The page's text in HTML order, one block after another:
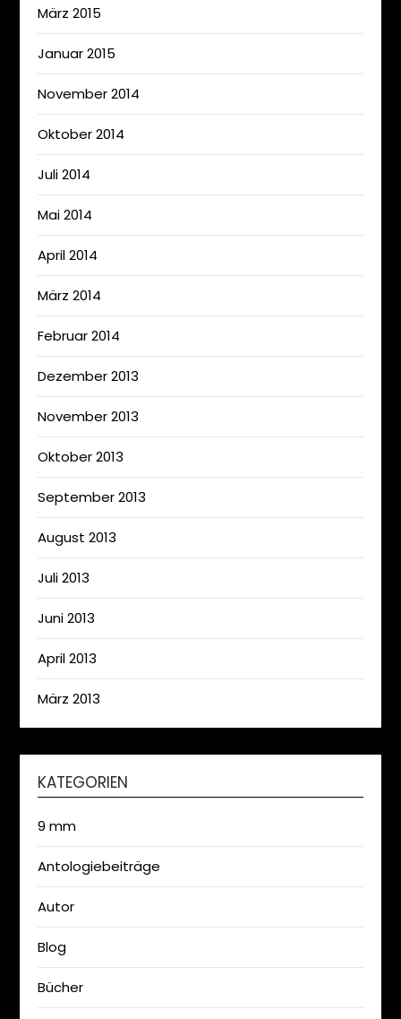
März 2015
Januar 2015
November 2014
Oktober 2014
Juli 2014
Mai 2014
April 2014
März 2014
Februar 2014
Dezember 2013
November 2013
Oktober 2013
September 2013
August 2013
Juli 2013
Juni 2013
April 2013
März 2013
KATEGORIEN
9 mm
Antologiebeiträge
Autor
Blog
Bücher